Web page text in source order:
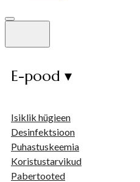
E-pood ▾
Isiklik hügieen
Desinfektsioon
Puhastuskeemia
Koristustarvikud
Pabertooted